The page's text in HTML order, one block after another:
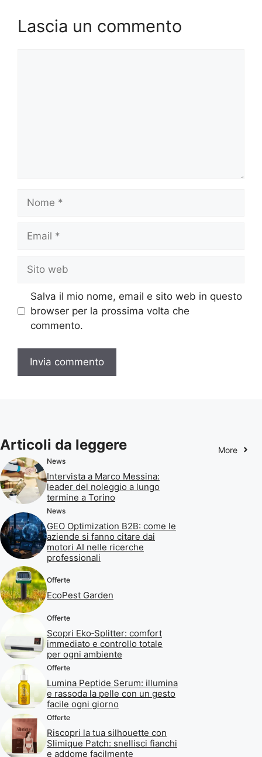
Lascia un commento
Nome
Email
Sito
web
Salva il mio nome, email e sito web in questo
browser per la prossima volta che
commento.
Articoli da leggere More
News
Intervista a Marco Messina:
leader del noleggio a lungo
termine a Torino
News
GEO Optimization B2B: come le
aziende si fanno citare dai
motori AI nelle ricerche
professionali
Offerte
EcoPest Garden
Offerte
Scopri Eko‑Splitter: comfort
immediato e controllo totale
per ogni ambiente
Offerte
Lumina Peptide Serum: illumina
e rassoda la pelle con un gesto
facile ogni giorno
Offerte
Riscopri la tua silhouette con
Slimique Patch: snellisci fianchi
e addome facilmente